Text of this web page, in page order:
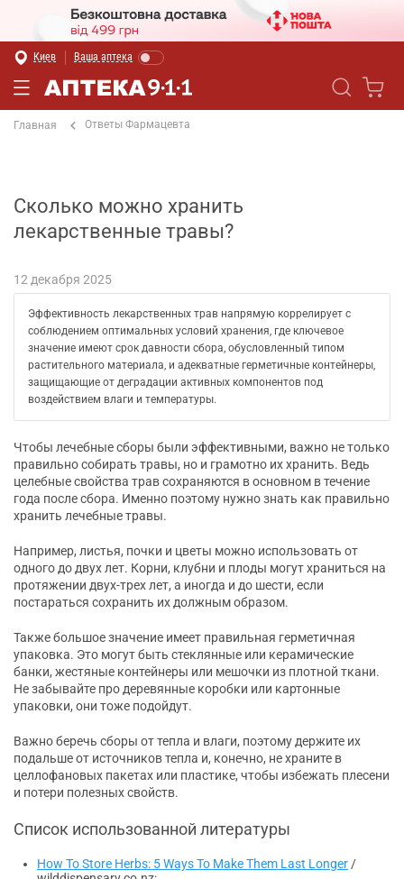
Киев Ваша аптека
Главная Ответы Фармацевта
Сколько можно хранить
лекарственные травы?
12 декабря 2025
Эффективность лекарственных трав напрямую коррелирует с
соблюдением оптимальных условий хранения, где ключевое
значение имеют срок давности сбора, обусловленный типом
растительного материала, и адекватные герметичные контейнеры,
защищающие от деградации активных компонентов под
воздействием влаги и температуры.
Чтобы лечебные сборы были эффективными, важно не только
правильно собирать травы, но и грамотно их хранить. Ведь
целебные свойства трав сохраняются в основном в течение
года после сбора. Именно поэтому нужно знать как правильно
хранить лечебные травы.
Например, листья, почки и цветы можно использовать от
одного до двух лет. Корни, клубни и плоды могут храниться на
протяжении двух-трех лет, а иногда и до шести, если
постараться сохранить их должным образом.
Также большое значение имеет правильная герметичная
упаковка. Это могут быть стеклянные или керамические
банки, жестяные контейнеры или мешочки из плотной ткани.
Не забывайте про деревянные коробки или картонные
упаковки, они тоже подойдут.
Важно беречь сборы от тепла и влаги, поэтому держите их
подальше от источников тепла и, конечно, не храните в
целлофановых пакетах или пластике, чтобы избежать плесени
и потери полезных свойств.
Список использованной литературы
How To Store Herbs: 5 Ways To Make Them Last Longer /